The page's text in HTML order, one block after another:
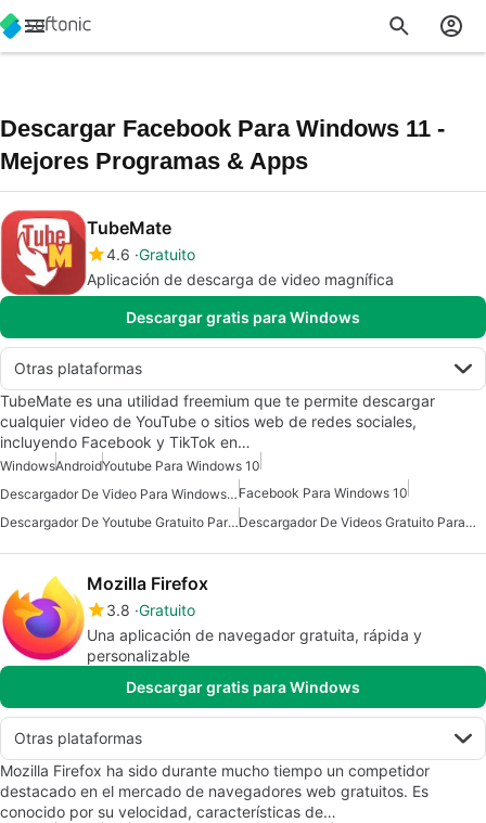
Descargar Facebook Para Windows 11 -
Mejores Programas & Apps
TubeMate
4.6 Gratuito
Aplicación de descarga de video magnífica
Descargar gratis para Windows
Otras plataformas
TubeMate es una utilidad freemium que te permite descargar
cualquier video de YouTube o sitios web de redes sociales,
incluyendo Facebook y TikTok en…
WindowsAndroidYoutube Para Windows 10
Descargador De Video Para Windows 11Facebook Para Windows 10
Descargador De Youtube Gratuito Para Android
Descargador De Videos Gratuito Para Android
Mozilla Firefox
3.8 Gratuito
Una aplicación de navegador gratuita, rápida y
personalizable
Descargar gratis para Windows
Otras plataformas
Mozilla Firefox ha sido durante mucho tiempo un competidor
destacado en el mercado de navegadores web gratuitos. Es
conocido por su velocidad, características de…